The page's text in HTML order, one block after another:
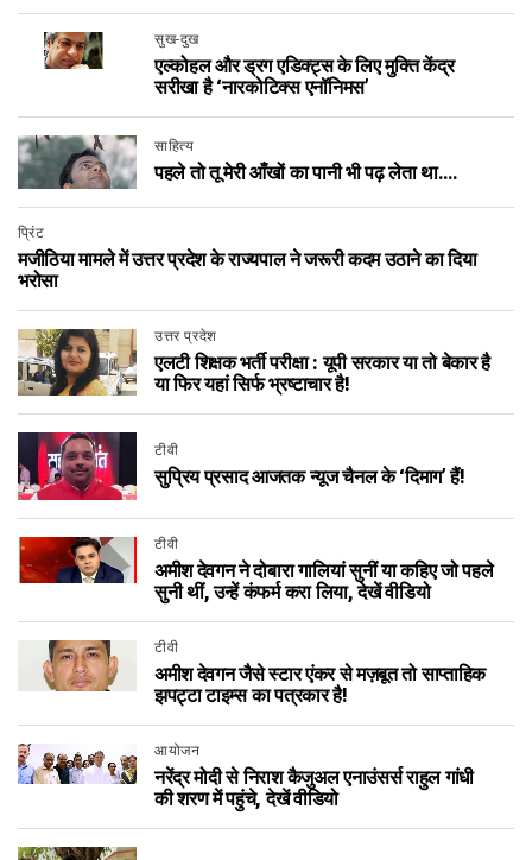
सुख-दुख
एल्कोहल और ड्रग एडिक्ट्स के लिए मुक्ति केंद्र
सरीखा है ‘नारकोटिक्स एनॉनिमस’
साहित्य
पहले तो तू मेरी आँखों का पानी भी पढ़ लेता था….
प्रिंट
मजीठिया मामले में उत्तर प्रदेश के राज्यपाल ने जरूरी कदम उठाने का दिया
भरोसा
उत्तर प्रदेश
एलटी शिक्षक भर्ती परीक्षा : यूपी सरकार या तो बेकार है
या फिर यहां सिर्फ भ्रष्टाचार है!
टीवी
सुप्रिय प्रसाद आजतक न्यूज चैनल के ‘दिमाग’ हैं!
टीवी
अमीश देवगन ने दोबारा गालियां सुनीं या कहिए जो पहले
सुनी थीं, उन्हें कंफर्म करा लिया, देखें वीडियो
टीवी
अमीश देवगन जैसे स्टार एंकर से मज़बूत तो साप्ताहिक
झपट्टा टाइम्स का पत्रकार है!
आयोजन
नरेंद्र मोदी से निराश कैजुअल एनाउंसर्स राहुल गांधी
की शरण में पहुंचे, देखें वीडियो